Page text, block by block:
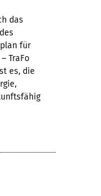
das
für
TraFo
es, die